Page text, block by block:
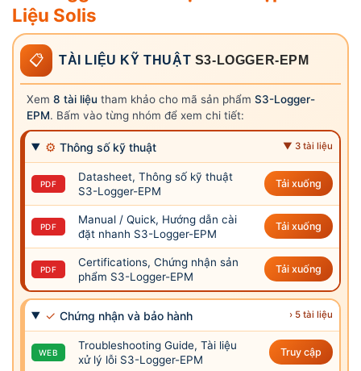
Liệu Solis
📋 TÀI LIỆU KỸ THUẬT S3-LOGGER-EPM
Xem 8 tài liệu tham khảo cho mã sản phẩm S3-Logger-
EPM. Bấm vào từng nhóm để xem chi tiết:
⚙ Thông số kỹ thuật ▼ 3 tài liệu
PDF
Datasheet, Thông số kỹ thuật
S3-Logger-EPM
Tải xuống
PDF
Manual / Quick, Hướng dẫn cài
đặt nhanh S3-Logger-EPM
Tải xuống
PDF
Certifications, Chứng nhận sản
phẩm S3-Logger-EPM
Tải xuống
✓ Chứng nhận và bảo hành › 5 tài liệu
WEB
Troubleshooting Guide, Tài liệu
xử lý lỗi S3-Logger-EPM
Truy cập